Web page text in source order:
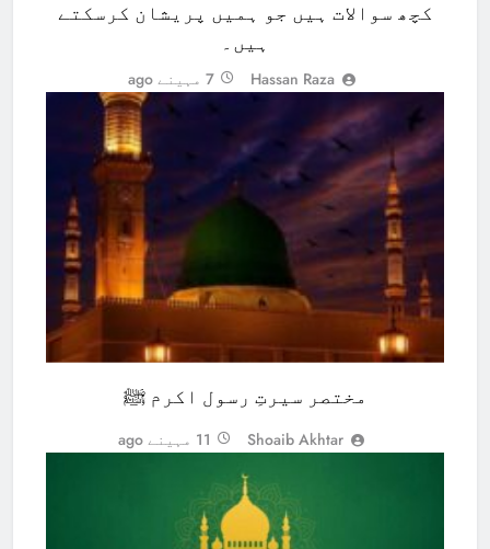
کچھ سوالات ہیں جو ہمیں پریشان کرسکتے
ہیں۔
Hassan Raza 7 مہینے ago
ISLAMIC STUDIES
مختصر سیرتِ رسول اکرم ﷺ
Shoaib Akhtar 11 مہینے ago
ISLAMIC STUDIES